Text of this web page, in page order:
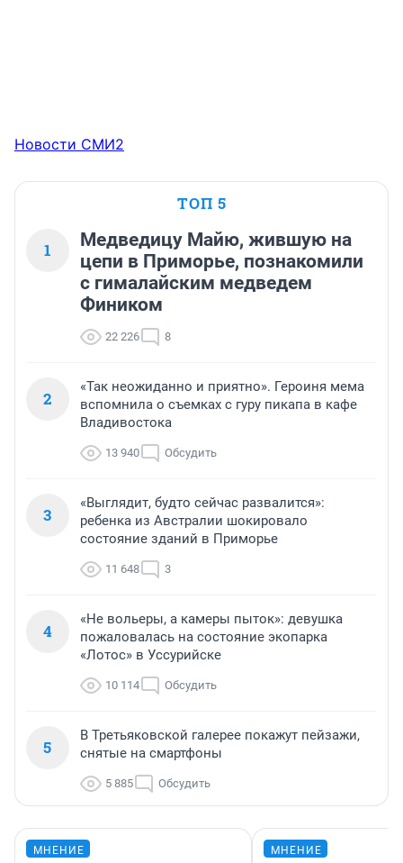
Новости СМИ2
ТОП 5
1
Медведицу Майю, жившую на
цепи в Приморье, познакомили
с гималайским медведем
Фиником
22 226 8
2
«Так неожиданно и приятно». Героиня мема
вспомнила о съемках с гуру пикапа в кафе
Владивостока
13 940 Обсудить
3
«Выглядит, будто сейчас развалится»:
ребенка из Австралии шокировало
состояние зданий в Приморье
11 648 3
4
«Не вольеры, а камеры пыток»: девушка
пожаловалась на состояние экопарка
«Лотос» в Уссурийске
10 114 Обсудить
5
В Третьяковской галерее покажут пейзажи,
снятые на смартфоны
5 885 Обсудить
МНЕНИЕ МНЕНИЕ